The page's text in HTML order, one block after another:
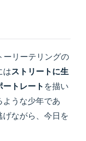
ーリーテリングの
はストリートに生
ートレート を描い
ような少年であ
げながら、今日を